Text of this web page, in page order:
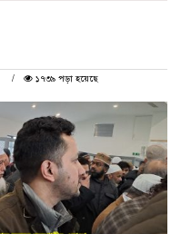
১৭৩৯ পড়া হয়েছে